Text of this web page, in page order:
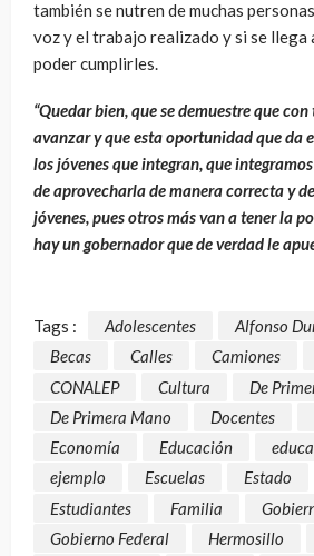
también se nutren de muchas
voz y el trabajo realizado y si se llega
poder cumplirles.
“Quedar bien, que se demuestre que
avanzar y que esta oportunidad que da
los jóvenes que integran, que
de aprovecharla de manera correcta y
jóvenes, pues otros más van a tener la
hay un gobernador que de verdad le
Tags : Adolescentes Alfonso
Becas
Calles Camiones
CONALEP
Cultura
De
De Primera Mano
Docentes
Economía
Educación
ejemplo
Escuelas Estado
Estudiantes
Familia
Gobierno Federal
Hermosillo